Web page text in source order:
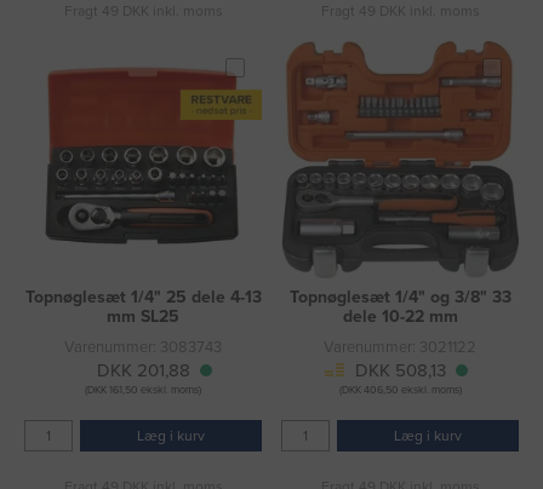
Fragt 49 DKK inkl. moms Fragt 49 DKK inkl. moms
Topnøglesæt 1/4" 25 dele 4-13
mm SL25
Varenummer: 3083743
DKK 201,88
(DKK 161,50 ekskl. moms)
Læg i kurv
Topnøglesæt 1/4" og 3/8" 33
dele 10-22 mm
Varenummer: 3021122
DKK 508,13
(DKK 406,50 ekskl. moms)
Læg i kurv